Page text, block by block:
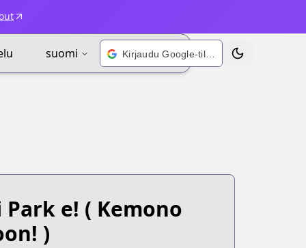
suomi Kirjaudu Google-tilillä Vaihda teema
Park e! ( Kemono
)